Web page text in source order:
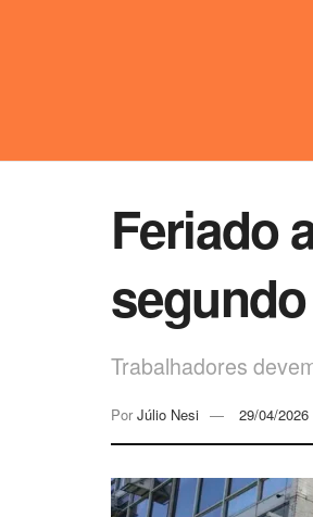
Feriado
Trabalhadores
Por Júlio Nesi 29/04/2026